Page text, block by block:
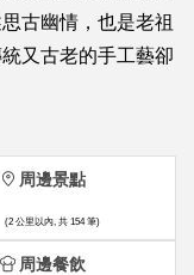
古幽情，也是老祖
又古老的手工藝卻
周邊景點
(2 公里以內, 共 154 筆)
周邊餐飲